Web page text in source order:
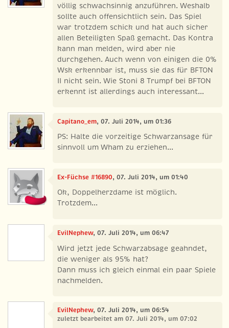
völlig schwachsinnig anzuführen. Weshalb
sollte auch offensichtlich sein. Das Spiel
war trotzdem schick und hat auch sicher
allen Beteiligten Spaß gemacht. Das Kontra
kann man melden, wird aber nie
durchgehen. Auch wenn von einigen die 0%
Wsk erkennbar ist, muss sie das für BFTON
II nicht sein. Wie Stoni 8 Trumpf bei BFTON
erkennt ist allerdings auch interessant...
Capitano_em, 07. Juli 2014, um 01:36
PS: Halte die vorzeitige Schwarzansage für
sinnvoll um Wham zu erziehen...
Ex-Füchse #16890, 07. Juli 2014, um 01:40
Ok, Doppelherzdame ist möglich.
Trotzdem...
EvilNephew, 07. Juli 2014, um 06:47
Wird jetzt jede Schwarzabsage geahndet,
die weniger als 95% hat?
Dann muss ich gleich einmal ein paar Spiele
nachmelden.
EvilNephew, 07. Juli 2014, um 06:54
zuletzt bearbeitet am 07. Juli 2014, um 07:02